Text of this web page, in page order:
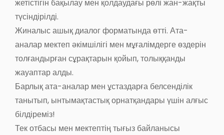
жетістігін бақылау мен қолдаудағы рөлі жан-жақты
түсіндірілді.
Жиналыс ашық диалог форматында өтті. Ата-
аналар мектеп әкімшілігі мен мұғалімдерге өздерін
толғандырған сұрақтарын қойып, толыққанды
жауаптар алды.
Барлық ата-аналар мен ұстаздарға белсенділік
танытып, ынтымақтастық орнатқандары үшін алғыс
білдіреміз!
Тек отбасы мен мектептің тығыз байланысы